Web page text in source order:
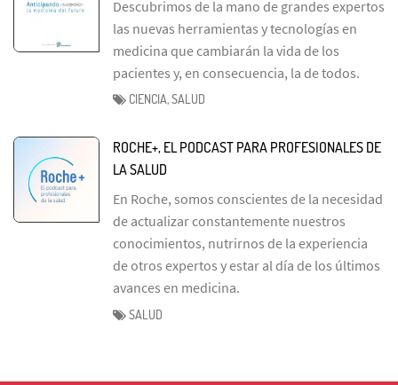
Descubrimos de la mano de grandes expertos
las nuevas herramientas y tecnologías en
medicina que cambiarán la vida de los
pacientes y, en consecuencia, la de todos.
CIENCIA, SALUD
ROCHE+, EL PODCAST PARA PROFESIONALES DE
LA SALUD
En Roche, somos conscientes de la necesidad
de actualizar constantemente nuestros
conocimientos, nutrirnos de la experiencia
de otros expertos y estar al día de los últimos
avances en medicina.
SALUD